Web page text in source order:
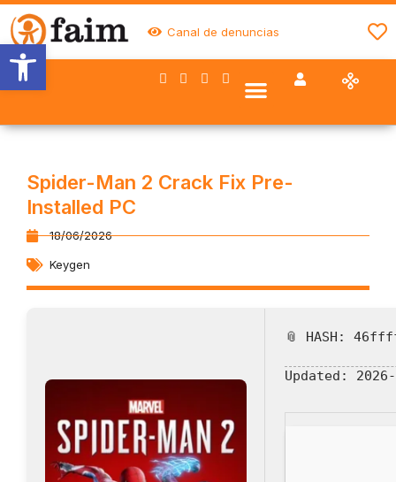
Abrir barra de herramientas
Canal de denuncias
Spider-Man 2 Crack Fix Pre-
Installed PC
18/06/2026
Keygen
📎 HASH:
Updated: